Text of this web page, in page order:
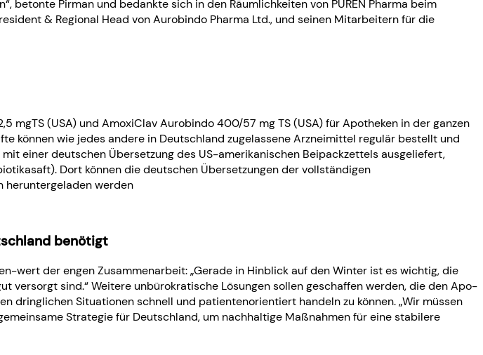
betonte Pirman und bedankte sich in den Räumlichkeiten von PUREN Pharma beim
& Regional Head von Aurobindo Pharma Ltd., und seinen Mitarbeitern für die
(USA) und AmoxiClav Aurobindo 400/57 mg TS (USA) für Apotheken in der ganzen
können wie jedes andere in Deutschland zugelassene Arzneimittel regulär bestellt und
einer deutschen Übersetzung des US-amerikanischen Beipackzettels ausgeliefert,
Dort können die deutschen Übersetzungen der vollständigen
heruntergeladen werden
benötigt
der engen Zusammenarbeit: „Gerade in Hinblick auf den Winter ist es wichtig, die
versorgt sind.“ Weitere unbürokratische Lösungen sollen geschaffen werden, die den Apo-
dringlichen Situationen schnell und patientenorientiert handeln zu können. „Wir müssen
Strategie für Deutschland, um nachhaltige Maßnahmen für eine stabilere